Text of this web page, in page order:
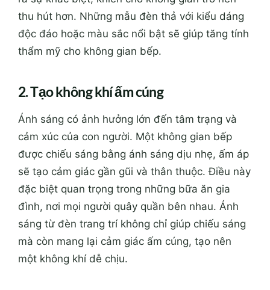
thu hút hơn. Những mẫu đèn thả với kiểu dáng
độc đáo hoặc màu sắc nổi bật sẽ giúp tăng tính
thẩm mỹ cho không gian bếp.
2. Tạo không khí ấm cúng
Ánh sáng có ảnh hưởng lớn đến tâm trạng và
cảm xúc của con người. Một không gian bếp
được chiếu sáng bằng ánh sáng dịu nhẹ, ấm áp
sẽ tạo cảm giác gần gũi và thân thuộc. Điều này
đặc biệt quan trọng trong những bữa ăn gia
đình, nơi mọi người quây quần bên nhau. Ánh
sáng từ đèn trang trí không chỉ giúp chiếu sáng
mà còn mang lại cảm giác ấm cúng, tạo nên
một không khí dễ chịu.